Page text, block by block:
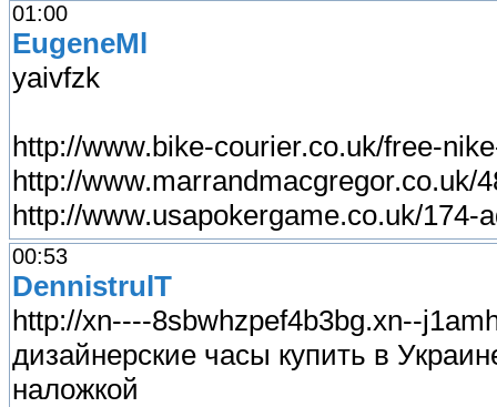
01:00
EugeneMl
yaivfzk
http://www.bike-courier.co.uk/free-
http://www.marrandmacgregor.co.uk/
http://www.usapokergame.co.uk/174-
00:53
DennistrulT
http://xn----8sbwhzpef4b3bg.xn--
дизайнерские часы купить в
наложкой